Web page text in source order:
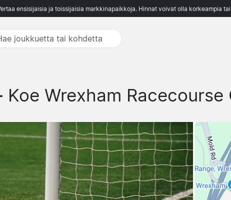
ensisijaisia ja toissijaisia markkinapaikkoja. Hinnat voivat olla korkeampia
Koe Wrexham Racecourse